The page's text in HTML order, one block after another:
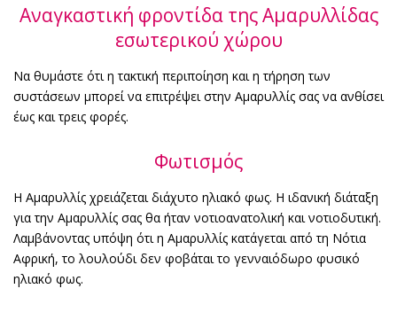
Αναγκαστική φροντίδα της Αμαρυλλίδας
εσωτερικού χώρου
Να θυμάστε ότι η τακτική περιποίηση και η τήρηση των
συστάσεων μπορεί να επιτρέψει στην Αμαρυλλίς σας να ανθίσει
έως και τρεις φορές.
Φωτισμός
Η Αμαρυλλίς χρειάζεται διάχυτο ηλιακό φως. Η ιδανική διάταξη
για την Αμαρυλλίς σας θα ήταν νοτιοανατολική και νοτιοδυτική.
Λαμβάνοντας υπόψη ότι η Αμαρυλλίς κατάγεται από τη Νότια
Αφρική, το λουλούδι δεν φοβάται το γενναιόδωρο φυσικό
ηλιακό φως.